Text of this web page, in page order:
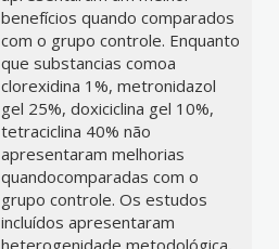
benefícios quando comparados
com o grupo controle. Enquanto
que substancias comoa
clorexidina 1%, metronidazol
gel 25%, doxiciclina gel 10%,
tetraciclina 40% não
apresentaram melhorias
quandocomparadas com o
grupo controle. Os estudos
incluídos apresentaram